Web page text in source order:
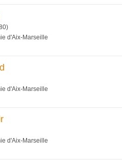
d'Aix-Marseille
d'Aix-Marseille
d'Aix-Marseille